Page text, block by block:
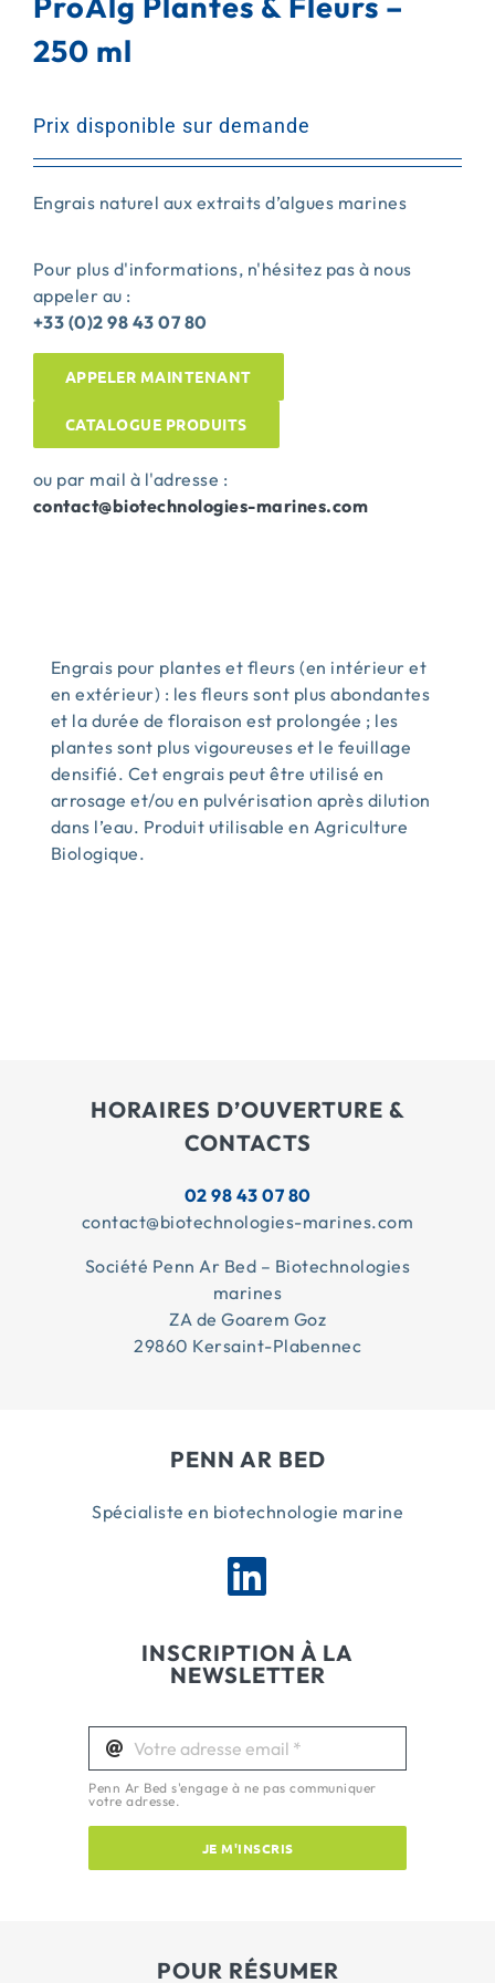
ACTUALITÉS
CONTACT
250 ml
Prix disponible sur demande
Engrais naturel aux extraits d’algues marines
Pour plus d'informations, n'hésitez pas à nous
appeler au :
+33 (0)2 98 43 07 80
APPELER MAINTENANT
CATALOGUE PRODUITS
ou par mail à l'adresse :
contact@biotechnologies-marines.com
Engrais pour plantes et fleurs (en intérieur et
en extérieur) : les fleurs sont plus abondantes
et la durée de floraison est prolongée ; les
plantes sont plus vigoureuses et le feuillage
densifié. Cet engrais peut être utilisé en
arrosage et/ou en pulvérisation après dilution
dans l’eau. Produit utilisable en Agriculture
Biologique.
HORAIRES D’OUVERTURE &
CONTACTS
02 98 43 07 80
contact@biotechnologies-marines.com
Société Penn Ar Bed – Biotechnologies
marines
ZA de Goarem Goz
29860 Kersaint-Plabennec
PENN AR BED
Spécialiste en biotechnologie marine
INSCRIPTION À LA
NEWSLETTER
Penn Ar Bed s'engage à ne pas communiquer
votre adresse.
JE M'INSCRIS
POUR RÉSUMER